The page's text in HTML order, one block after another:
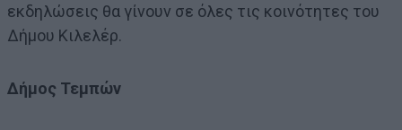
εκδηλώσεις θα γίνουν σε όλες τις κοινότητες του
Δήμου Κιλελέρ.
Δήμος Τεμπών